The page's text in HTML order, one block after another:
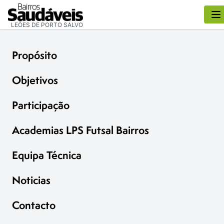
LEÕES DE PORTO SALVO
Propósito
Objetivos
Participação
Academias LPS Futsal Bairros
Equipa Técnica
Noticias
Contacto